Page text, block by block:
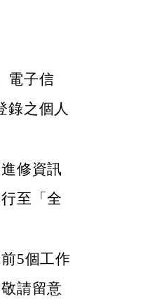
電子信
錄之個人
修資訊
至「全
5個工作
請留意